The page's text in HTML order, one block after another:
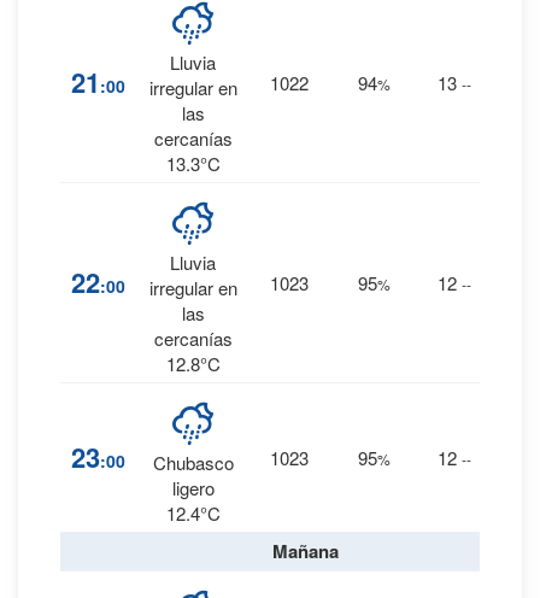
21 :00
Lluvia
irregular en
las
cercanías
13.3°C
1022 94% 13 --
22:00
Lluvia
irregular en
las
cercanías
12.8°C
1023 95% 12 --
23:00
Chubasco
ligero
12.4°C
1023 95% 12 --
Mañana